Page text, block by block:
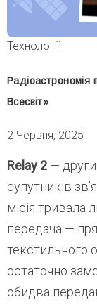
Технології
Радіоастрономія
Всесвіт»
2 Червня, 2025
Relay 2 —
супутників
місія тривала
передача —
текстильного
остаточно
обидва